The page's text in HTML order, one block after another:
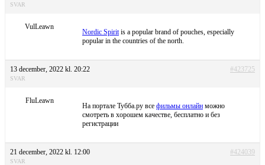
SVAR
VulLeawn
Nordic Spiritis a popular brand of pouches, especially
popular in the countries of the north.
13 december, 2022 kl. 20:22 #423725
SVAR
FluLeawn
На портале Тубба.ру все фильмы онлайн можно
смотреть в хорошем качестве, бесплатно и без
регистрации
21 december, 2022 kl. 12:00 #424039
SVAR